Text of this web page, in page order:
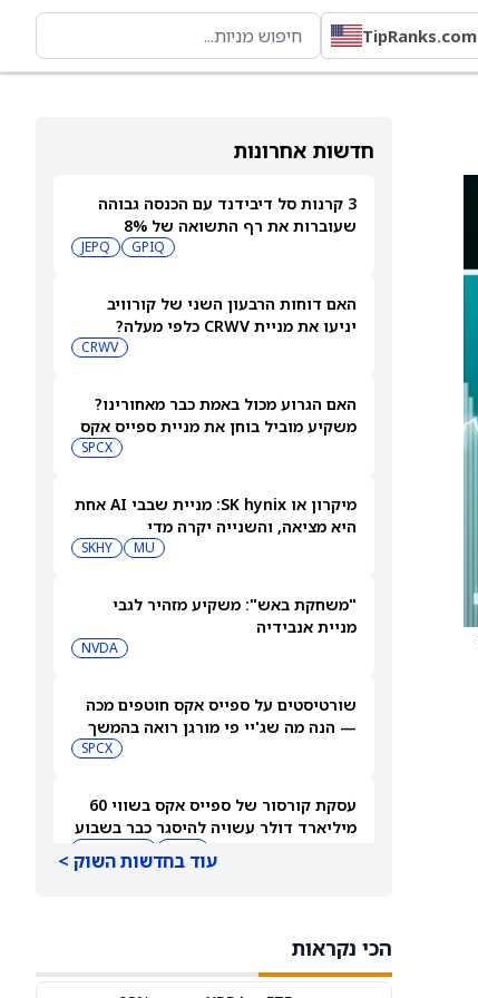
TipRanks.com
חדשות אחרונות
3 קרנות סל דיבידנד עם הכנסה גבוהה
שעוברות את רף התשואה של 8%
GPIQ
JEPQ
האם דוחות הרבעון השני של קורוויב
יניעו את מניית CRWV כלפי מעלה?
CRWV
האם הגרוע מכול באמת כבר מאחורינו?
משקיע מוביל בוחן את מניית ספייס אקס
SPCX
מיקרון או SK hynix: מניית שבבי AI אחת
היא מציאה, והשנייה יקרה מדי
MU
SKHY
"משחקת באש": משקיע מזהיר לגבי
מניית אנבידיה
NVDA
שורטיסטים על ספייס אקס חוטפים מכה
— הנה מה שג'יי פי מורגן רואה בהמשך
SPCX
עסקת קורסור של ספייס אקס בשווי 60
מיליארד דולר עשויה להיסגר כבר בשבוע
לטסלה
עוד בחדשות השוק >
הכי נקראות